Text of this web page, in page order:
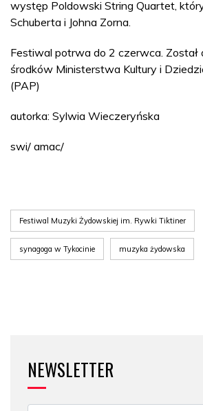
występ Poldowski String Quartet,
Schuberta i Johna Zorna.
Festiwal potrwa do 2 czerwca.
środków Ministerstwa Kultury i
(PAP)
autorka: Sylwia Wieczeryńska
swi/ amac/
Festiwal Muzyki Żydowskiej im. Rywki Tiktiner
synagoga w Tykocinie muzyka żydowska
NEWSLETTER